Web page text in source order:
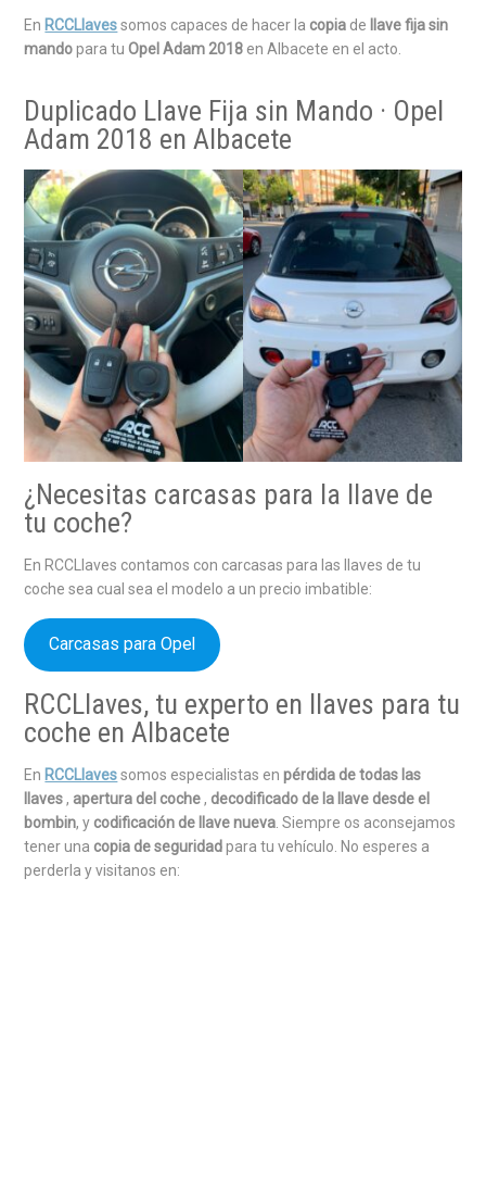
En RCCLlavessomos capaces de hacer la copia de
llave fija sin
mandopara tuOpel Adam 2018 en Albacete en el acto.
Duplicado Llave Fija sin Mando · Opel
Adam 2018 en Albacete
¿Necesitas carcasas para la llave de
tu coche?
En RCCLlaves contamos con carcasas para las llaves de tu
coche sea cual sea el modelo a un precio imbatible:
Carcasas para Opel
RCCLlaves, tu experto en llaves para tu
coche en Albacete
En RCCLlavessomos especialistas enpérdida de todas las
llaves, apertura del coche, decodificado de la llave desde el
bombin, y codificación de llave nueva . Siempre os aconsejamos
tener una copia de seguridadpara tu vehículo. No esperes a
perderla y visitanos en: